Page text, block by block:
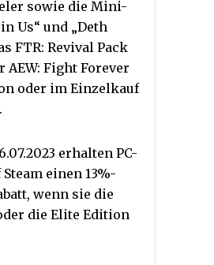
sowie die Mini-
Us“ und „Deth
FTR: Revival Pack
AEW: Fight Forever
oder im Einzelkauf
erhalten PC-
einen 13%-
wenn sie die
die Elite Edition